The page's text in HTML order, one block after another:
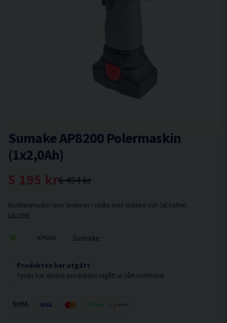
Sumake AP8200 Polermaskin
(1x2,0Ah)
6 494 kr
5 195 kr
Kvalitetsmaskin som levereras i väska med laddare och 1st batteri.
Läs mer
AP8200 Sumake
Produkten har utgått
Tyvärr har denna produkten utgått ur vårt sortiment